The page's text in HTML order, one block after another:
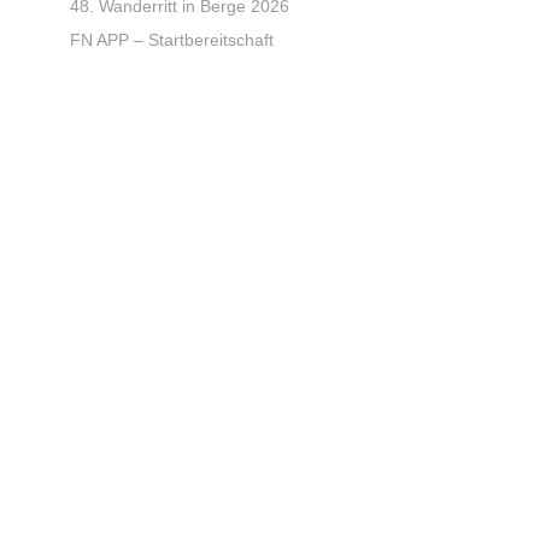
48. Wanderritt in Berge 2026
FN APP – Startbereitschaft